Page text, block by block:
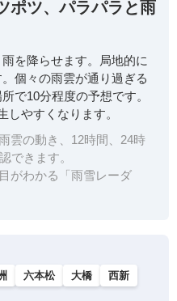
ポツ、パラパラと雨
を降らせます。局地的に
個々の雨雲が通り過ぎる
で10分程度の予想です。
しやすくなります。
雲の動き、12時間、24時
できます。
がわかる「雨雪レーダ
六本松 大橋
西新